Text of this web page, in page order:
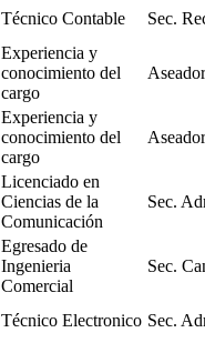
Técnico Contable Sec.
Experiencia y
conocimiento del
cargo
Experiencia y
conocimiento del
cargo
Licenciado en
Ciencias de la
Comunicación
Sec.
Egresado de
Ingenieria
Comercial
Sec.
Técnico Electronico Sec.